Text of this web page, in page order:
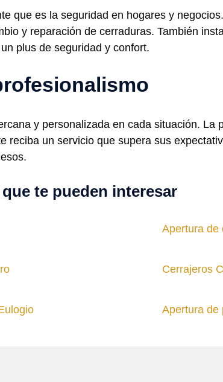
que es la seguridad en hogares y
y reparación de cerraduras. También
plus de seguridad y confort.
y personalizada en cada situación.
reciba un servicio que supera sus
te pueden interesar
Apertura de
Cerrajeros
Apertura de